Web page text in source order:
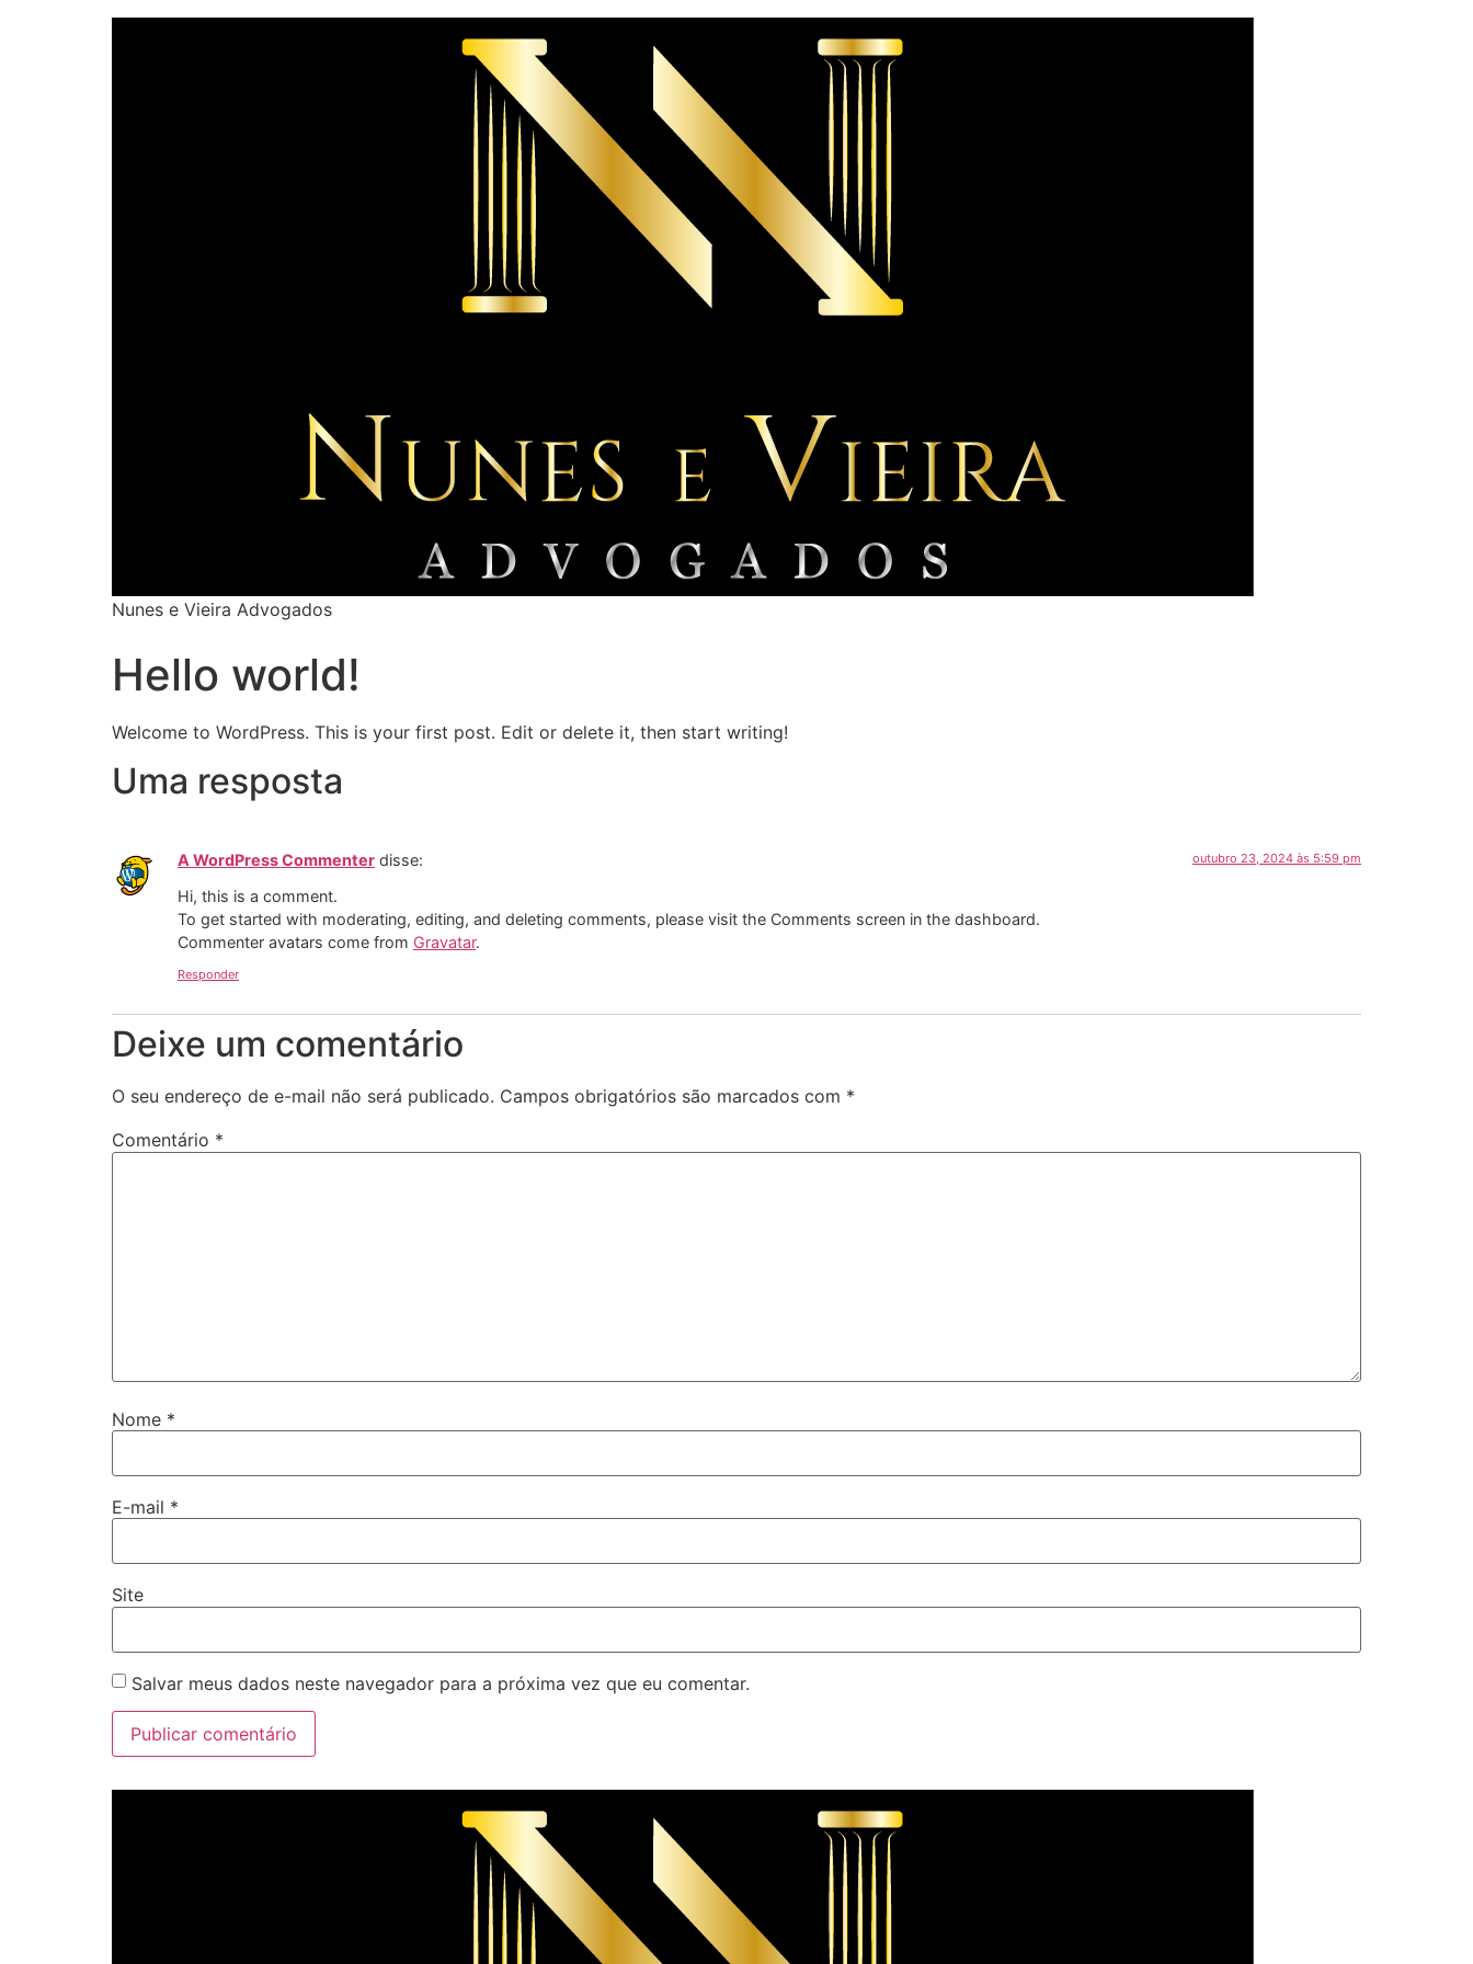
Nunes e Vieira Advogados
Hello world!
Welcome to WordPress. This is your first post. Edit or delete it, then start writing!
Uma resposta
A WordPress Commenter disse: outubro 23, 2024 às 5:59 pm
Hi, this is a comment.
To get started with moderating, editing, and deleting comments, please visit the Comments screen in the dashboard.
Commenter avatars come from Gravatar.
Responder
Deixe um comentário
O seu endereço de e-mail não será publicado. Campos obrigatórios são marcados com *
Comentário *
Nome *
E-mail *
Site
Salvar meus dados neste navegador para a próxima vez que eu comentar.